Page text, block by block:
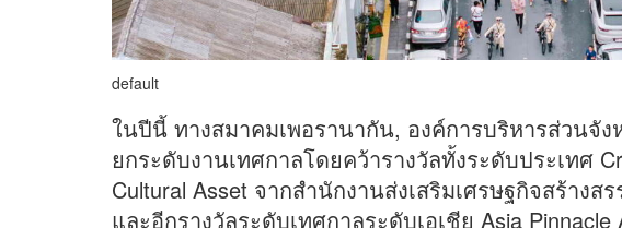
default
ในปีนี้ ทางสมาคมเพอรานากัน, องค์การบริหารส่วนจัง
ยกระดับงานเทศกาลโดยคว้ารางวัลทั้งระดับประเทศ
Cultural Asset จากสำนักงานส่งเสริมเศรษฐกิจสร้าง
และอีกรางวัลระดับเทศกาลระดับเอเชีย Asia